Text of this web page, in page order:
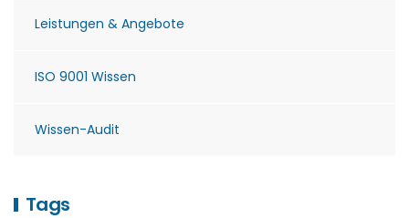
Leistungen & Angebote
ISO 9001 Wissen
Wissen-Audit
Tags